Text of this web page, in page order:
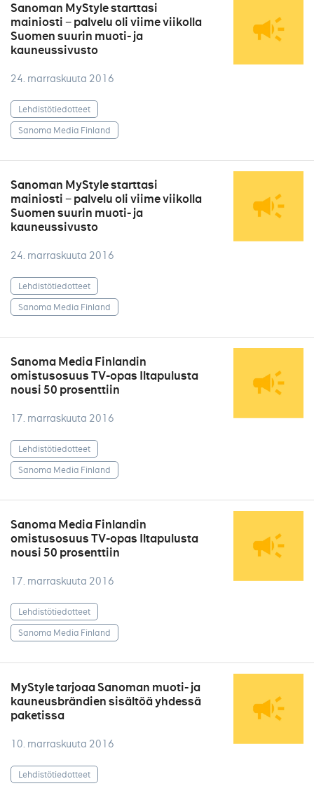
Sanoman MyStyle starttasi
mainiosti − palvelu oli viime viikolla
Suomen suurin muoti- ja
kauneussivusto
24. marraskuuta 2016
Lehdistötiedotteet
Sanoma Media Finland
Sanoman MyStyle starttasi
mainiosti − palvelu oli viime viikolla
Suomen suurin muoti- ja
kauneussivusto
24. marraskuuta 2016
Lehdistötiedotteet
Sanoma Media Finland
Sanoma Media Finlandin
omistusosuus TV-opas Iltapulusta
nousi 50 prosenttiin
17. marraskuuta 2016
Lehdistötiedotteet
Sanoma Media Finland
Sanoma Media Finlandin
omistusosuus TV-opas Iltapulusta
nousi 50 prosenttiin
17. marraskuuta 2016
Lehdistötiedotteet
Sanoma Media Finland
MyStyle tarjoaa Sanoman muoti- ja
kauneusbrändien sisältöä yhdessä
paketissa
10. marraskuuta 2016
Lehdistötiedotteet